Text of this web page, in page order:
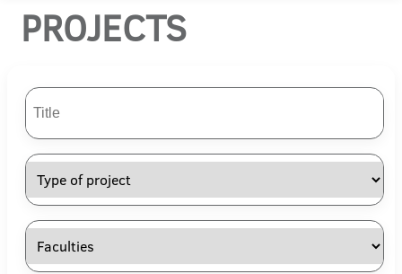
PROJECTS